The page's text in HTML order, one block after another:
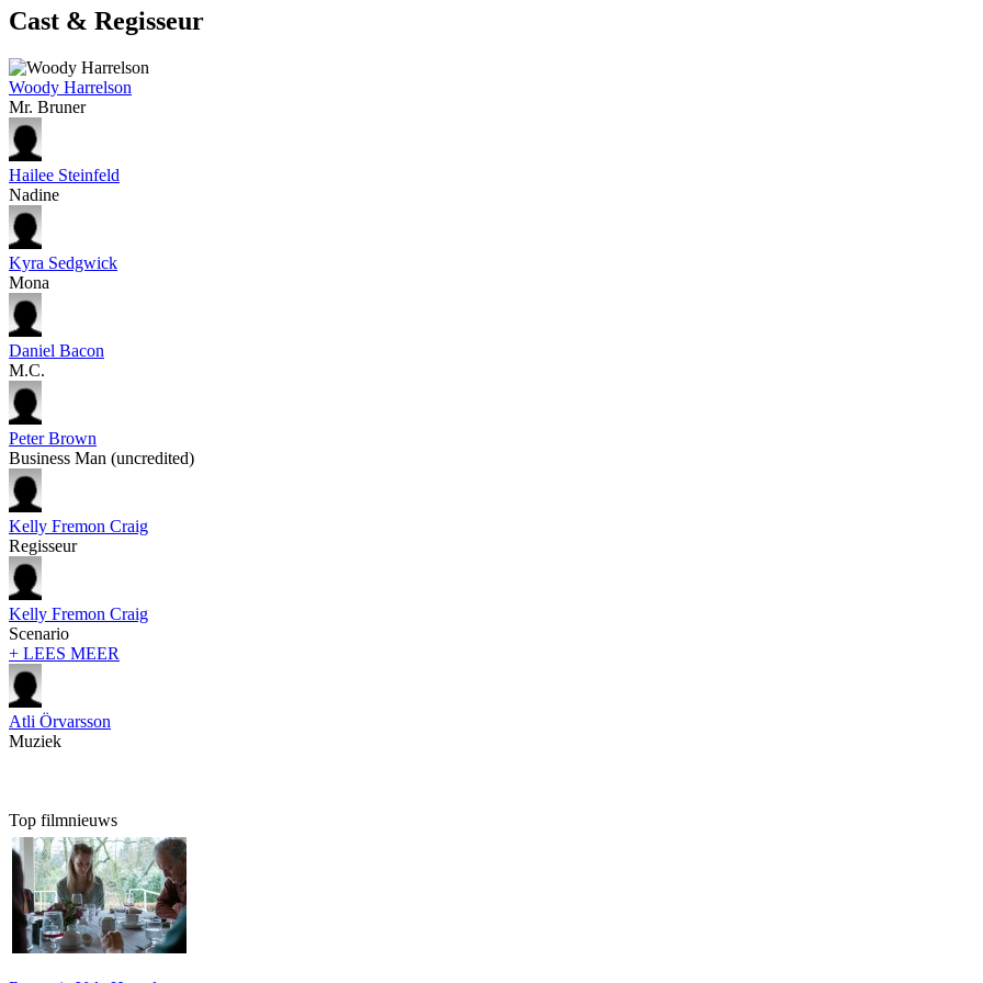
Cast & Regisseur
Woody Harrelson
Mr. Bruner
Hailee Steinfeld
Nadine
Kyra Sedgwick
Mona
Daniel Bacon
M.C.
Peter Brown
Business Man (uncredited)
Kelly Fremon Craig
Regisseur
Kelly Fremon Craig
Scenario
+ LEES MEER
Atli Örvarsson
Muziek
Top filmnieuws